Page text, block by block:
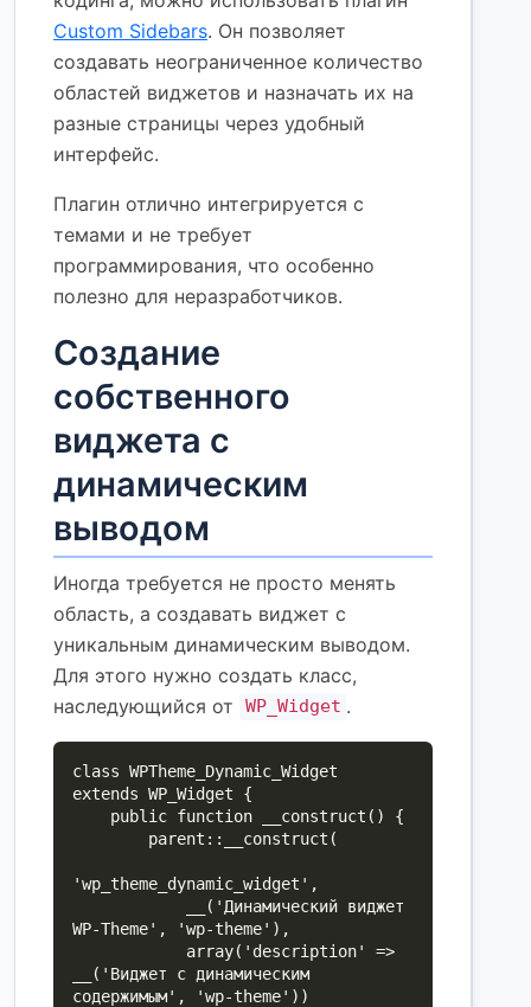
Custom Sidebars. Он позволяет
создавать неограниченное количество
областей виджетов и назначать их на
разные страницы через удобный
интерфейс.
Плагин отлично интегрируется с
темами и не требует
программирования, что особенно
полезно для неразработчиков.
Создание
собственного
виджета с
динамическим
выводом
Иногда требуется не просто менять
область, а создавать виджет с
уникальным динамическим выводом.
Для этого нужно создать класс,
наследующийся от
WP_Widget .
class WPTheme_Dynamic_Widget
extends WP_Widget {
'wp_theme_dynamic_widget',
WP-Theme', 'wp-theme'),
__('Виджет с динамическим
содержимым', 'wp-theme'))